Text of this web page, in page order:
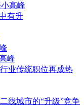
高峰
有升
峰
业传统职位再成热
线城市的“升级”竞争